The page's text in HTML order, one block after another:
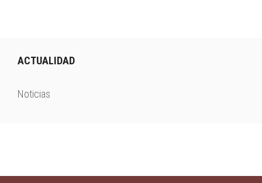
ACTUALIDAD
Noticias